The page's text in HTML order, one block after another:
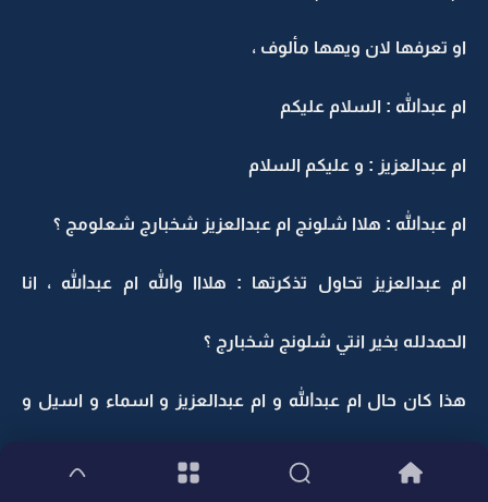
او تعرفها لان ويهها مألوف ،
ام عبدالله : السلام عليكم
ام عبدالعزيز : و عليكم السلام
ام عبدالله : هلاا شلونج ام عبدالعزيز شخبارج شعلومج ؟
ام عبدالعزيز تحاول تذكرتها : هلااا والله ام عبدالله ، انا
الحمدلله بخير انتي شلونج شخبارج ؟
هذا كان حال ام عبدالله و ام عبدالعزيز و اسماء و اسيل و
اسراء و فاطمه ضايعين بالسالفه ،